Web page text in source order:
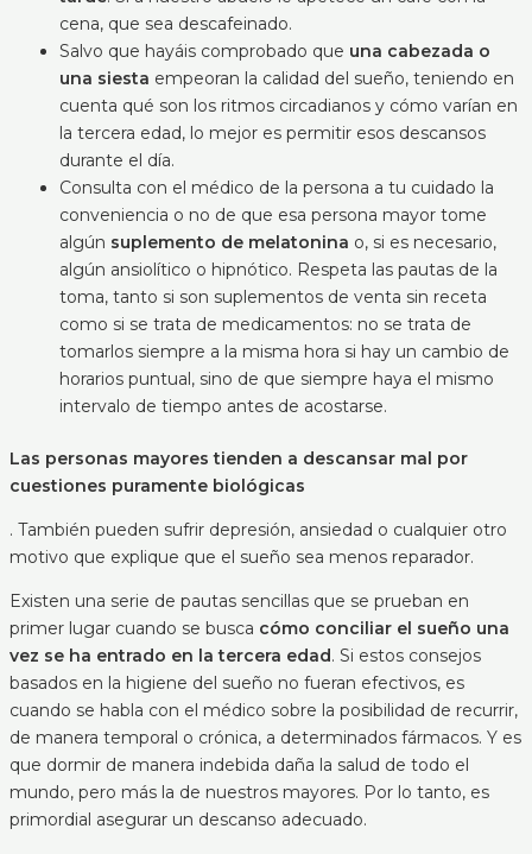
cena, que sea descafeinado.
Salvo que hayáis comprobado que una cabezada o
una siesta empeoran la calidad del sueño, teniendo en
cuenta qué son los ritmos circadianos y cómo varían en
la tercera edad, lo mejor es permitir esos descansos
durante el día.
Consulta con el médico de la persona a tu cuidado la
conveniencia o no de que esa persona mayor tome
algún suplemento de melatonina o, si es necesario,
algún ansiolítico o hipnótico. Respeta las pautas de la
toma, tanto si son suplementos de venta sin receta
como si se trata de medicamentos: no se trata de
tomarlos siempre a la misma hora si hay un cambio de
horarios puntual, sino de que siempre haya el mismo
intervalo de tiempo antes de acostarse.
Las personas mayores tienden a descansar mal por
cuestiones puramente biológicas
. También pueden sufrir depresión, ansiedad o cualquier otro
motivo que explique que el sueño sea menos reparador.
Existen una serie de pautas sencillas que se prueban en
primer lugar cuando se busca cómo conciliar el sueño una
vez se ha entrado en la tercera edad. Si estos consejos
basados en la higiene del sueño no fueran efectivos, es
cuando se habla con el médico sobre la posibilidad de recurrir,
de manera temporal o crónica, a determinados fármacos. Y es
que dormir de manera indebida daña la salud de todo el
mundo, pero más la de nuestros mayores. Por lo tanto, es
primordial asegurar un descanso adecuado.